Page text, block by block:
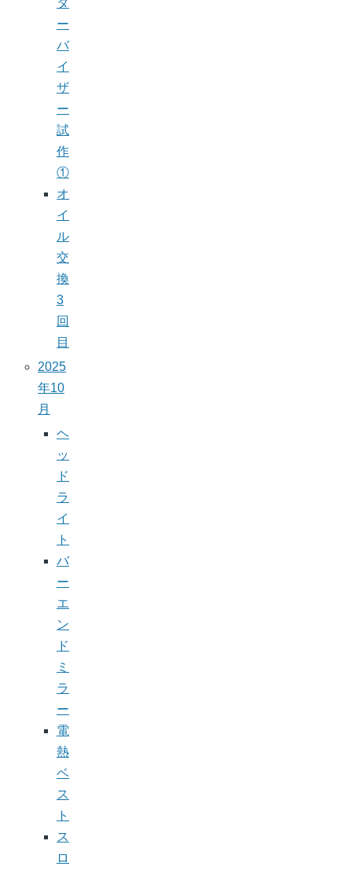
タ
ー
バ
イ
ザ
ー
試
作
①
オ
イ
ル
交
換
3
回
目
2025
年10
月
ヘ
ッ
ド
ラ
イ
ト
バ
ー
エ
ン
ド
ミ
ラ
ー
電
熱
ベ
ス
ト
ス
ロ